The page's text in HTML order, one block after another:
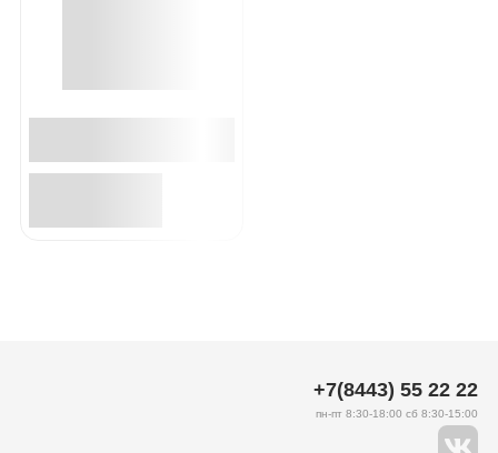
+7(8443) 55 22 22
пн-пт 8:30-18:00 сб 8:30-15:00